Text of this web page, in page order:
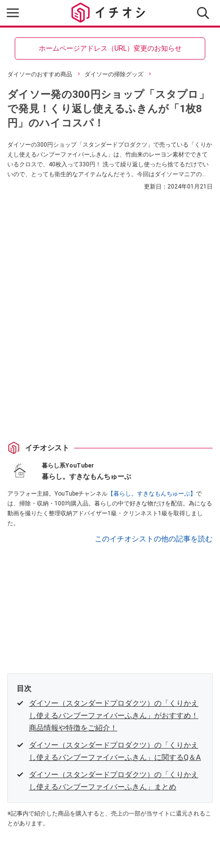
ホームページアドレス（URL）変更のお知らせ
ダイソーのおすすめ商品 ダイソーの掃除グッズ
ダイソー発の300円ショップ「スタプロ」
で発見！くり返し使えるふきんが「1枚8
円」のハイコスパ！
ダイソーの300円ショップ「スタンダードプロダクツ」で売っている「くりか
えし使えるバンブーファイバーふきん」は、竹由来のレーヨン素材でできて
いるクロスで、40枚入って330円！ 洗って繰り返し使ったら捨てるだけでい
いので、とっても衛生的なアイテムなんだそう。今回はダイソーマニアの
「暮らし。すきなもんちゅーぶ」さんがスタンダードプロダクツの「くりか
更新日： 2024年01月21日
イチオシスト
暮らし系YouTuber
暮らし。すきなもんちゅーぶ
アラフォー主婦。YouTubeチャンネル 【暮らし。すきなもんちゅーぶ】 で
は、掃除・収納・100均購入品。暮らしの中で好きな物だけを配信。為になる
動画を撮りたく整理収納アドバイザー1級・クリンネスト1級を取得しまし
た。
このイチオシストの他の記事を読む
目次
ダイソー（スタンダードプロダクツ）の「くりかえ
し使えるバンブーファイバーふきん」がおすすめ！
商品情報や特徴をご紹介！
ダイソー（スタンダードプロダクツ）の「くりかえ
し使えるバンブーファイバーふきん」に関するQ＆A
ダイソー（スタンダードプロダクツ）の「くりかえ
し使えるバンブーファイバーふきん」まとめ
※記事内で紹介した商品を購入すると、売上の一部が当サイトに還元されるこ
とがあります。